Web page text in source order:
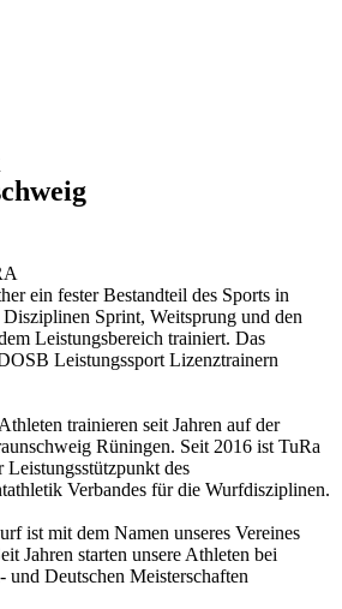
ein fester Bestandteil des Sports in
Sprint, Weitsprung und den
Leistungsbereich trainiert. Das
Leistungssport Lizenztrainern
trainieren seit Jahren auf der
Rüningen. Seit 2016 ist TuRa
des
Verbandes für die Wurfdisziplinen.
ist mit dem Namen unseres Vereines
Jahren starten unsere Athleten bei
und Deutschen Meisterschaften